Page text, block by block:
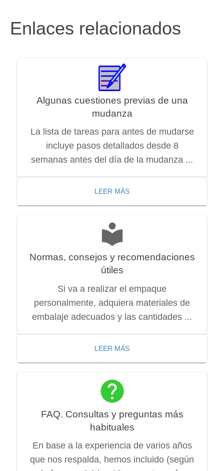
Enlaces relacionados
Algunas cuestiones previas de una
mudanza
La lista de tareas para antes de mudarse
incluye pasos detallados desde 8
semanas antes del día de la mudanza ...
LEER MÁS
Normas, consejos y recomendaciones
útiles
Si va a realizar el empaque
personalmente, adquiera materiales de
embalaje adecuados y las cantidades ...
LEER MÁS
FAQ. Consultas y preguntas más
habituales
En base a la experiencia de varios años
que nos respalda, hemos incluido (según